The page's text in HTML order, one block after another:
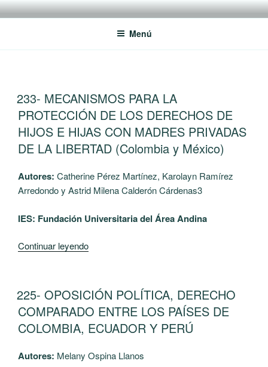
Saltar
al
RREDSI
Red Regional de Semilleros de Investigación RREDSI
Menú
PUBLICADO
EL
233- MECANISMOS PARA LA
PROTECCIÓN DE LOS DERECHOS DE
HIJOS E HIJAS CON MADRES PRIVADAS
DE LA LIBERTAD (Colombia y México)
Autores: Catherine Pérez Martínez, Karolayn Ramírez
Arredondo y Astrid Milena Calderón Cárdenas3
IES: Fundación Universitaria del Área Andina
Continuar leyendo“233-
LA
PROTECCIÓN
DE
LOS
DE
PUBLICADO
EL
225- OPOSICIÓN POLÍTICA, DERECHO
COMPARADO ENTRE LOS PAÍSES DE
COLOMBIA, ECUADOR Y PERÚ
Autores: Melany Ospina Llanos